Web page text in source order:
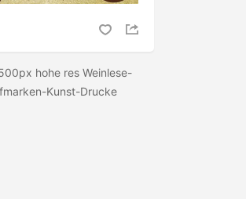
hohe res Weinlese-
Kunst-Drucke